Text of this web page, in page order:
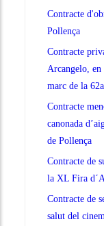
Contracte
Pollença
Contracte
Arcangelo, en
marc de la
Contracte
canonada
de Pollença
Contracte de
la XL Fira
Contracte de
salut del